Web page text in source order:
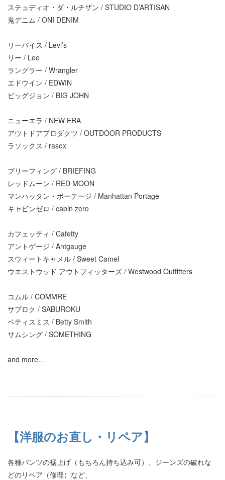
ステュディオ・ダ・ルチザン / STUDIO D’ARTISAN
鬼デニム / ONI DENIM
リーバイス / Levi’s
リー / Lee
ラングラー / Wrangler
エドウイン / EDWIN
ビッグジョン / BIG JOHN
ニューエラ / NEW ERA
アウトドアプロダクツ / OUTDOOR PRODUCTS
ラソックス / rasox
ブリーフィング / BRIEFING
レッドムーン / RED MOON
マンハッタン・ポーテージ / Manhattan Portage
キャビンゼロ / cabin zero
カフェッティ / Cafetty
アントゲージ / Antgauge
スウィートキャメル / Sweet Camel
ウエストウッド アウトフィッターズ / Westwood Outfitters
コムル / COMMRE
サブロク / SABUROKU
ベティスミス / Betty Smith
サムシング / SOMETHING
and more…
【洋服のお直し・リペア】
各種パンツの裾上げ（もちろん持ち込み可）、ジーンズの破れな
どのリペア（修理）など、